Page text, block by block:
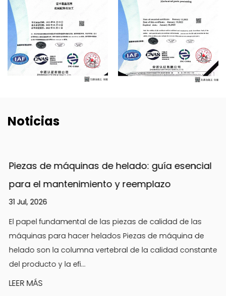
Noticias
Piezas de máquinas de helado: guía esencial
para el mantenimiento y reemplazo
31 Jul, 2026
El papel fundamental de las piezas de calidad de las
máquinas para hacer helados Piezas de máquina de
helado son la columna vertebral de la calidad constante
del producto y la efi...
LEER MÁS